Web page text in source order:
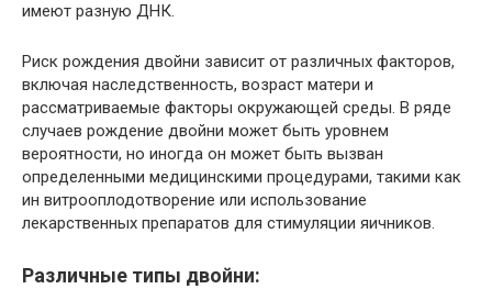
имеют разную ДНК.
Риск рождения двойни зависит от различных факторов,
включая наследственность, возраст матери и
рассматриваемые факторы окружающей среды. В ряде
случаев рождение двойни может быть уровнем
вероятности, но иногда он может быть вызван
определенными медицинскими процедурами, такими как
ин витрооплодотворение или использование
лекарственных препаратов для стимуляции яичников.
Различные типы двойни: